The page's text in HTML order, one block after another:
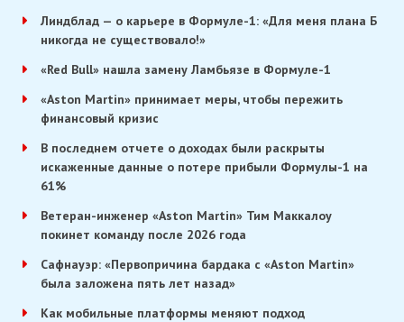
Линдблад — о карьере в Формуле-1: «Для меня плана Б
никогда не существовало!»
«Red Bull» нашла замену Ламбьязе в Формуле-1
«Aston Martin» принимает меры, чтобы пережить
финансовый кризис
В последнем отчете о доходах были раскрыты
искаженные данные о потере прибыли Формулы-1 на
61%
Ветеран-инженер «Aston Martin» Тим Маккалоу
покинет команду после 2026 года
Сафнауэр: «Первопричина бардака с «Aston Martin»
была заложена пять лет назад»
Как мобильные платформы меняют подход